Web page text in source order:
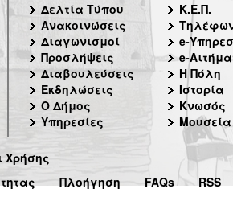
Δελτία Τύπου
Ανακοινώσεις
Διαγωνισμοί
Προσλήψεις
Διαβουλεύσεις
Εκδηλώσεις
Ο Δήμος
Υπηρεσίες
Κ.Ε.Π.
e-
e-
Η Πόλη
Ιστορία
Κνωσός
Μουσεία
Χρήσης
Πλοήγηση FAQs RSS